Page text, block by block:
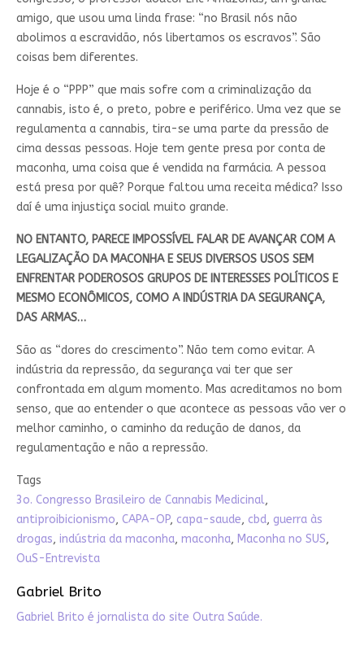
amigo, que usou uma linda frase: “no Brasil nós não
abolimos a escravidão, nós libertamos os escravos”. São
coisas bem diferentes.
Hoje é o “PPP” que mais sofre com a criminalização da
cannabis, isto é, o preto, pobre e periférico. Uma vez que se
regulamenta a cannabis, tira-se uma parte da pressão de
cima dessas pessoas. Hoje tem gente presa por conta de
maconha, uma coisa que é vendida na farmácia. A pessoa
está presa por quê? Porque faltou uma receita médica? Isso
daí é uma injustiça social muito grande.
NO ENTANTO, PARECE IMPOSSÍVEL FALAR DE AVANÇAR COM A
LEGALIZAÇÃO DA MACONHA E SEUS DIVERSOS USOS SEM
ENFRENTAR PODEROSOS GRUPOS DE INTERESSES POLÍTICOS E
MESMO ECONÔMICOS, COMO A INDÚSTRIA DA SEGURANÇA,
DAS ARMAS…
São as “dores do crescimento”. Não tem como evitar. A
indústria da repressão, da segurança vai ter que ser
confrontada em algum momento. Mas acreditamos no bom
senso, que ao entender o que acontece as pessoas vão ver o
melhor caminho, o caminho da redução de danos, da
regulamentação e não a repressão.
Tags
3o. Congresso Brasileiro de Cannabis Medicinal,
antiproibicionismo, CAPA-OP, capa-saude, cbd, guerra às
drogas, indústria da maconha, maconha, Maconha no SUS,
OuS-Entrevista
Gabriel Brito
Gabriel Brito é jornalista do site Outra Saúde.